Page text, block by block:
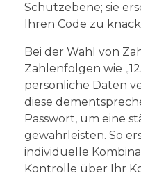
Schutzebene; sie
Ihren Code zu
Bei der Wahl von
Zahlenfolgen wie
persönliche Daten
diese
Passwort, um eine
gewährleisten. So
individuelle
Kontrolle über Ihr